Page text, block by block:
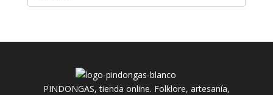
PINDONGAS, tienda online. Folklore, artesanía,